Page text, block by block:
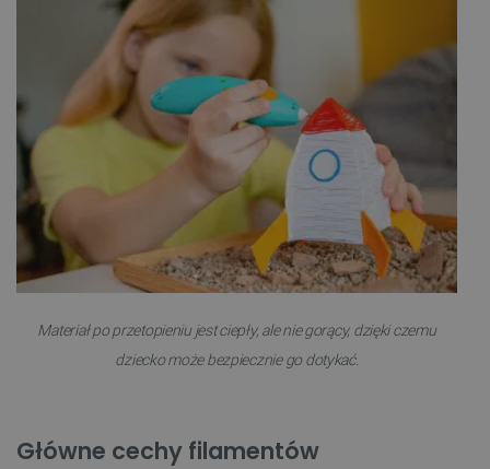
Materiał po przetopieniu jest ciepły, ale nie gorący, dzięki czemu
dziecko może bezpiecznie go dotykać.
Główne cechy filamentów